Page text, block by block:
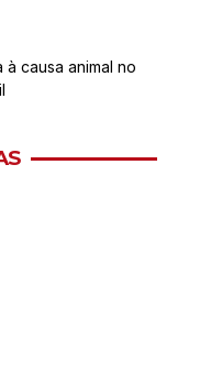
causa animal no